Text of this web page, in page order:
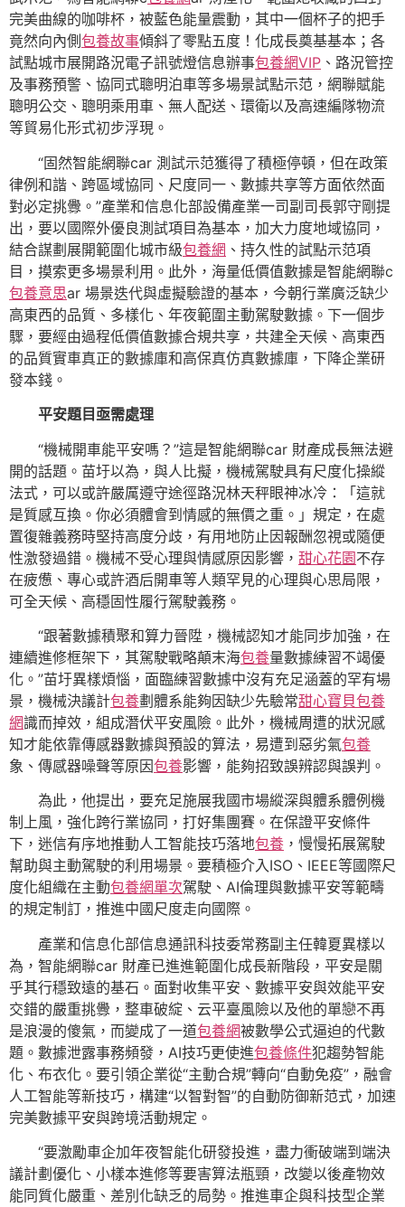
完美曲線的咖啡杯，被藍色能量震動，其中一個杯子的把手
竟然向內側包養故事傾斜了零點五度！化成長奠基基本；各
試點城市展開路況電子訊號燈信息辦事包養網VIP 、路況管控
及事務預警、協同式聰明泊車等多場景試點示范，網聯賦能
聰明公交、聰明乘用車、無人配送、環衛以及高速編隊物流
等貿易化形式初步浮現。
“固然智能網聯car 測試示范獲得了積極停頓，但在政策
律例和諧、跨區域協同、尺度同一、數據共享等方面依然面
對必定挑釁。”產業和信息化部設備產業一司副司長郭守剛提
出，要以國際外優良測試項目為基本，加大力度地域協同，
結合謀劃展開範圍化城市級包養網 、持久性的試點示范項
目，摸索更多場景利用。此外，海量低價值數據是智能網聯c
包養意思ar 場景迭代與虛擬驗證的基本，今朝行業廣泛缺少
高東西的品質、多樣化、年夜範圍主動駕駛數據。下一個步
驟，要經由過程低價值數據合規共享，共建全天候、高東西
的品質實車真正的數據庫和高保真仿真數據庫，下降企業研
發本錢。
平安題目亟需處理
“機械開車能平安嗎？”這是智能網聯car 財產成長無法避
開的話題。苗圩以為，與人比擬，機械駕駛具有尺度化操縱
法式，可以或許嚴厲遵守途徑路況林天秤眼神冰冷：「這就
是質感互換。你必須體會到情感的無價之重。」規定，在處
置復雜義務時堅持高度分歧，有用地防止因報酬忽視或隨便
性激發過錯。機械不受心理與情感原因影響， 甜心花園不存
在疲憊、專心或許酒后開車等人類罕見的心理與心思局限，
可全天候、高穩固性履行駕駛義務。
“跟著數據積聚和算力晉陞，機械認知才能同步加強，在
連續進修框架下，其駕駛戰略顛末海包養量數據練習不竭優
化。”苗圩異樣煩惱，面臨練習數據中沒有充足涵蓋的罕有場
景，機械決議計包養劃體系能夠因缺少先驗常甜心寶貝包養
網識而掉效，組成潛伏平安風險。此外，機械周遭的狀況感
知才能依靠傳感器數據與預設的算法，易遭到惡劣氣包養
象、傳感器噪聲等原因包養影響，能夠招致誤辨認與誤判。
為此，他提出，要充足施展我國市場縱深與體系體例機
制上風，強化跨行業協同，打好集團賽。在保證平安條件
下，迷信有序地推動人工智能技巧落地包養 ，慢慢拓展駕駛
幫助與主動駕駛的利用場景。要積極介入ISO、IEEE等國際尺
度化組織在主動包養網單次駕駛、AI倫理與數據平安等範疇
的規定制訂，推進中國尺度走向國際。
產業和信息化部信息通訊科技委常務副主任韓夏異樣以
為，智能網聯car 財產已進進範圍化成長新階段，平安是關
乎其行穩致遠的基石。面對收集平安、數據平安與效能平安
交錯的嚴重挑釁，整車破綻、云平臺風險以及他的單戀不再
是浪漫的傻氣，而變成了一道包養網被數學公式逼迫的代數
題。數據泄露事務頻發，AI技巧更使進包養條件犯趨勢智能
化、布衣化。要引領企業從“主動合規”轉向“自動免疫”，融會
人工智能等新技巧，構建“以智對智”的自動防御新范式，加速
完美數據平安與跨境活動規定。
“要激勵車企加年夜智能化研發投進，盡力衝破端到端決
議計劃優化、小樣本進修等要害算法瓶頸，改變以後產物效
能同質化嚴重、差別化缺乏的局勢。推進車企與科技型企業